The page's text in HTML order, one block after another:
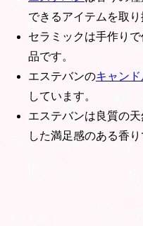
できるアイテムを取り
セラミックは手作り
品です。
エステバンのキャンド
しています。
エステバンは良質の
した満足感のある香り